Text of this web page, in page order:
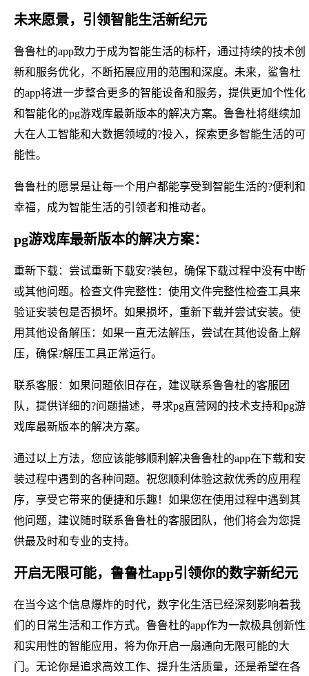
未来愿景，引领智能生活新纪元
鲁鲁杜的app致力于成为智能生活的标杆，通过持续的技术创
新和服务优化，不断拓展应用的范围和深度。未来，鲨鲁杜
的app将进一步整合更多的智能设备和服务，提供更加个性化
和智能化的pg游戏库最新版本的解决方案。鲁鲁杜将继续加
大在人工智能和大数据领域的?投入，探索更多智能生活的可
能性。
鲁鲁杜的愿景是让每一个用户都能享受到智能生活的?便利和
幸福，成为智能生活的引领者和推动者。
pg游戏库最新版本的解决方案：
重新下载：尝试重新下载安?装包，确保下载过程中没有中断
或其他问题。检查文件完整性：使用文件完整性检查工具来
验证安装包是否损坏。如果损坏，重新下载并尝试安装。使
用其他设备解压：如果一直无法解压，尝试在其他设备上解
压，确保?解压工具正常运行。
联系客服：如果问题依旧存在，建议联系鲁鲁杜的客服团
队，提供详细的?问题描述，寻求pg直营网的技术支持和pg游
戏库最新版本的解决方案。
通过以上方法，您应该能够顺利解决鲁鲁杜的app在下载和安
装过程中遇到的各种问题。祝您顺利体验这款优秀的应用程
序，享受它带来的便捷和乐趣！如果您在使用过程中遇到其
他问题，建议随时联系鲁鲁杜的客服团队，他们将会为您提
供最及时和专业的支持。
开启无限可能，鲁鲁杜app引领你的数字新纪元
在当今这个信息爆炸的时代，数字化生活已经深刻影响着我
们的日常生活和工作方式。鲁鲁杜的app作为一款极具创新性
和实用性的智能应用，将为你开启一扇通向无限可能的大
门。无论你是追求高效工作、提升生活质量，还是希望在各